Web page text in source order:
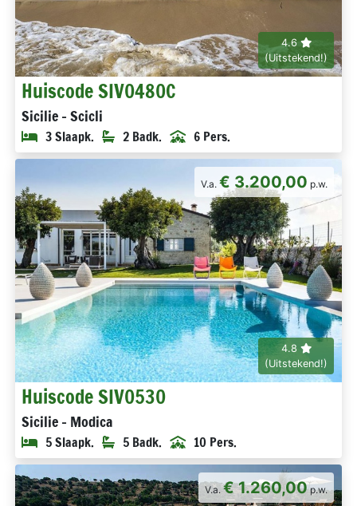
4.6
(Uitstekend!)
Huiscode SIV0480C
Sicilie - Scicli
3 Slaapk. 2 Badk. 6 Pers.
V.a. € 3.200,00 p.w.
4.8
(Uitstekend!)
Huiscode SIV0530
Sicilie - Modica
5 Slaapk. 5 Badk. 10 Pers.
V.a. € 1.260,00p.w.